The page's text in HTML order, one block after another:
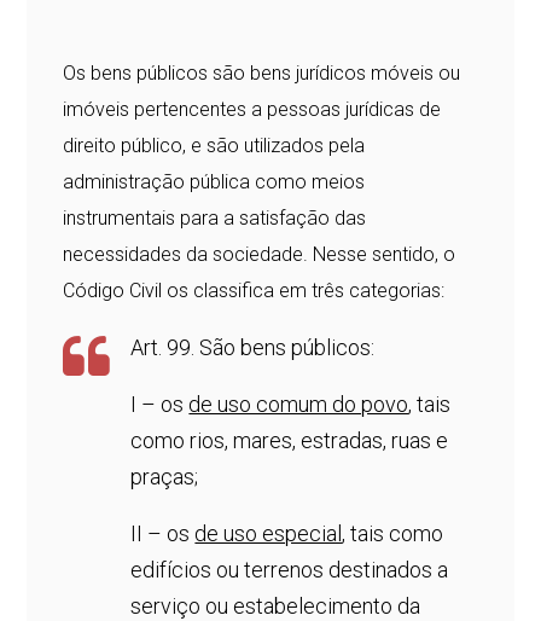
Os bens públicos são bens jurídicos móveis ou
imóveis pertencentes a pessoas jurídicas de
direito público, e são utilizados pela
administração pública como meios
instrumentais para a satisfação das
necessidades da sociedade. Nesse sentido, o
Código Civil os classifica em três categorias:
Art. 99. São bens públicos:
I – os de uso comum do povo, tais
como rios, mares, estradas, ruas e
praças;
II – os de uso especial, tais como
edifícios ou terrenos destinados a
serviço ou estabelecimento da